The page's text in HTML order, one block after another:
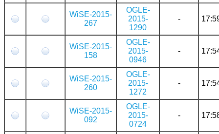
WiSE-2015-
267
OGLE-
2015-
1290
-
WiSE-2015-
158
OGLE-
2015-
0946
-
WiSE-2015-
260
OGLE-
2015-
1272
-
WiSE-2015-
092
OGLE-
2015-
0724
-